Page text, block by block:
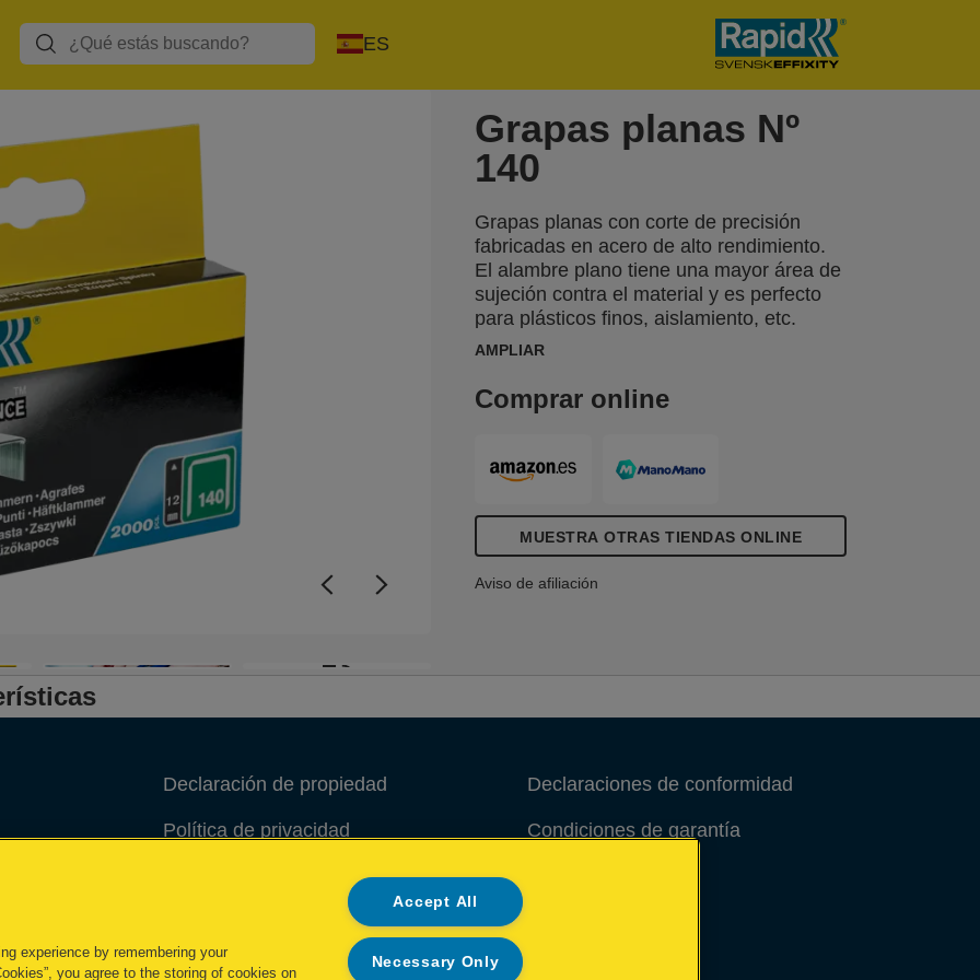
ES
+3
Grapas planas Nº
140
Grapas planas con corte de precisión
fabricadas en acero de alto rendimiento.
El alambre plano tiene una mayor área de
sujeción contra el material y es perfecto
para plásticos finos, aislamiento, etc.
AMPLIAR
Comprar online
MUESTRA OTRAS TIENDAS ONLINE
Aviso de afiliación
Declaración de propiedad
Política de privacidad
Administrar mis datos
Declaraciones de conformidad
Condiciones de garantía
experience by remembering your
you agree to the storing of cookies on
Accept All
Necessary Only